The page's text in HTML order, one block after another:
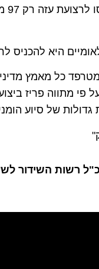
להכניס לרצועה 500
כל מאמץ
גדולות של סיוע
רשות השידור